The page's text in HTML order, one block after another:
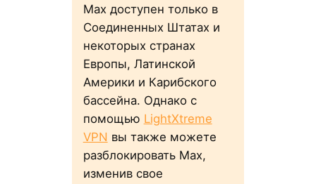
Max доступен только в
Соединенных Штатах и
некоторых странах
Европы, Латинской
Америки и Карибского
бассейна. Однако с
помощью LightXtreme
VPN вы также можете
разблокировать Max,
изменив свое